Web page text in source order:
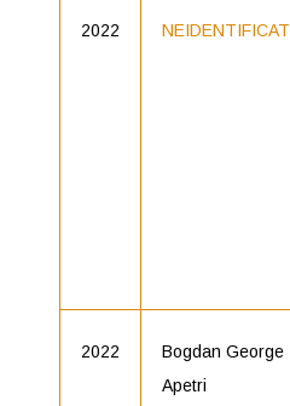
2022 NEIDENTIFICAT
2022
Bogdan George
Apetri